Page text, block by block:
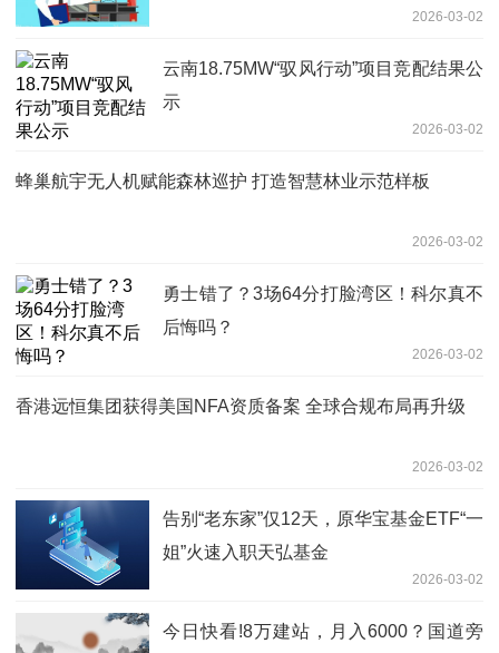
2026-03-02
云南18.75MW“驭风行动”项目竞配结果公
示
2026-03-02
蜂巢航宇无人机赋能森林巡护 打造智慧林业示范样板
2026-03-02
勇士错了？3场64分打脸湾区！科尔真不
后悔吗？
2026-03-02
香港远恒集团获得美国NFA资质备案 全球合规布局再升级
2026-03-02
告别“老东家”仅12天，原华宝基金ETF“一
姐”火速入职天弘基金
2026-03-02
今日快看!8万建站，月入6000？国道旁